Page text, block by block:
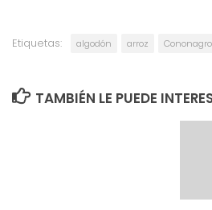
Etiquetas: algodón arroz Cononagro
TAMBIÉN LE PUEDE